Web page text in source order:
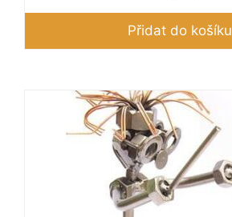
Přidat do košíku